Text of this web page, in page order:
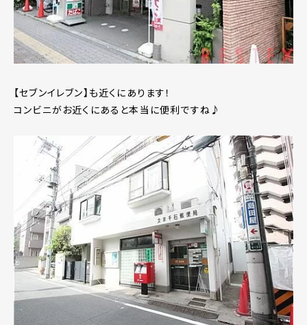
【セブンイレブン】も近くにあります！
コンビニがお近くにあると本当に便利ですね♪